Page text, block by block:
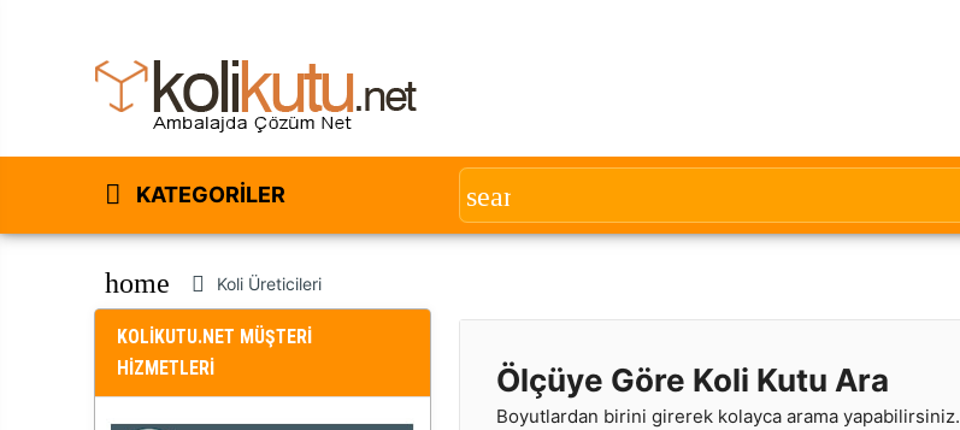
KATEGORILER
home Koli Üreticileri
KOLİKUTU.NET MÜŞTERİ
HİZMETLERİ
Ölçüye Göre Koli Kutu Ara
Boyutlardan birini girerek kolayca arama yapabilirsiniz.